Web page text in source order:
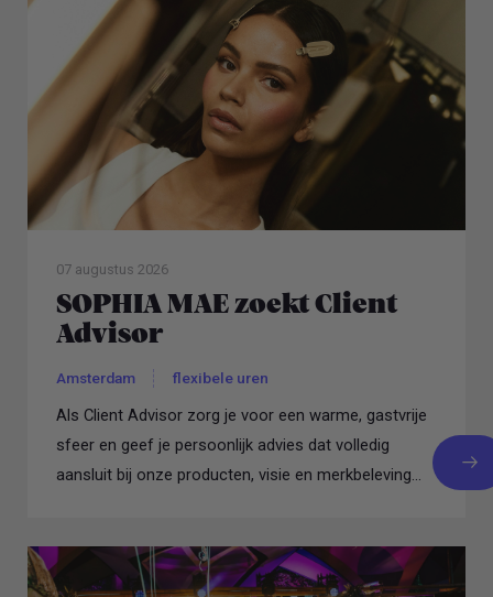
07 augustus 2026
SOPHIA MAE zoekt Client
Advisor
Amsterdam flexibele uren
Als Client Advisor zorg je voor een warme, gastvrije
sfeer en geef je persoonlijk advies dat volledig
aansluit bij onze producten, visie en merkbeleving...